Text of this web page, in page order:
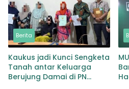
Berita
Kaukus jadi Kunci Sengketa
Tanah antar Keluarga
Berujung Damai di PN